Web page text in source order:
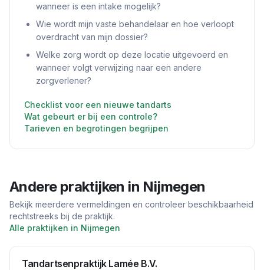
wanneer is een intake mogelijk?
Wie wordt mijn vaste behandelaar en hoe verloopt
overdracht van mijn dossier?
Welke zorg wordt op deze locatie uitgevoerd en
wanneer volgt verwijzing naar een andere
zorgverlener?
Checklist voor een nieuwe tandarts
Wat gebeurt er bij een controle?
Tarieven en begrotingen begrijpen
Andere praktijken in Nijmegen
Bekijk meerdere vermeldingen en controleer beschikbaarheid
rechtstreeks bij de praktijk.
Alle praktijken in Nijmegen
Tandartsenpraktijk Lamée B.V.